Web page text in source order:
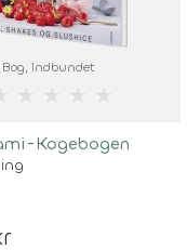
Bog, Indbundet
Kogebogen